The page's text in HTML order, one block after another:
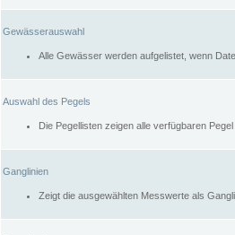
Gewässerauswahl
Alle Gewässer werden aufgelistet, wenn
Auswahl des Pegels
Die Pegellisten zeigen alle verfügbaren
Ganglinien
Zeigt die ausgewählten Messwerte als